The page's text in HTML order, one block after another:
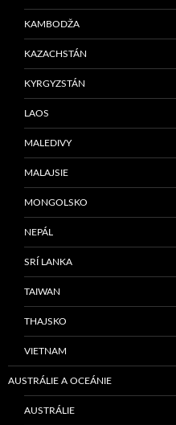
KAMBODŽA
KAZACHSTÁN
KYRGYZSTÁN
LAOS
MALEDIVY
MALAJSIE
MONGOLSKO
NEPÁL
SRÍ LANKA
TAIWAN
THAJSKO
VIETNAM
AUSTRÁLIE A OCEÁNIE
AUSTRÁLIE